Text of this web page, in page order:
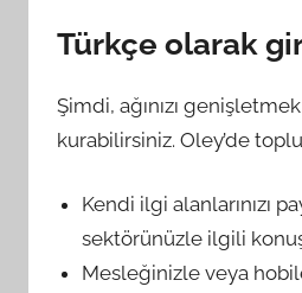
Türkçe olarak
Şimdi, ağınızı
kurabilirsiniz. Oley’de
Kendi ilgi alanlarınızı
sektörünüzle ilgili
Mesleğinizle veya